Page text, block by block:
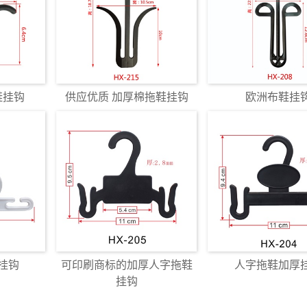
钩 供应优质 加厚棉拖鞋挂钩 欧洲布鞋挂
钩
可印刷商标的加厚人字拖鞋
挂钩
人字拖鞋加厚